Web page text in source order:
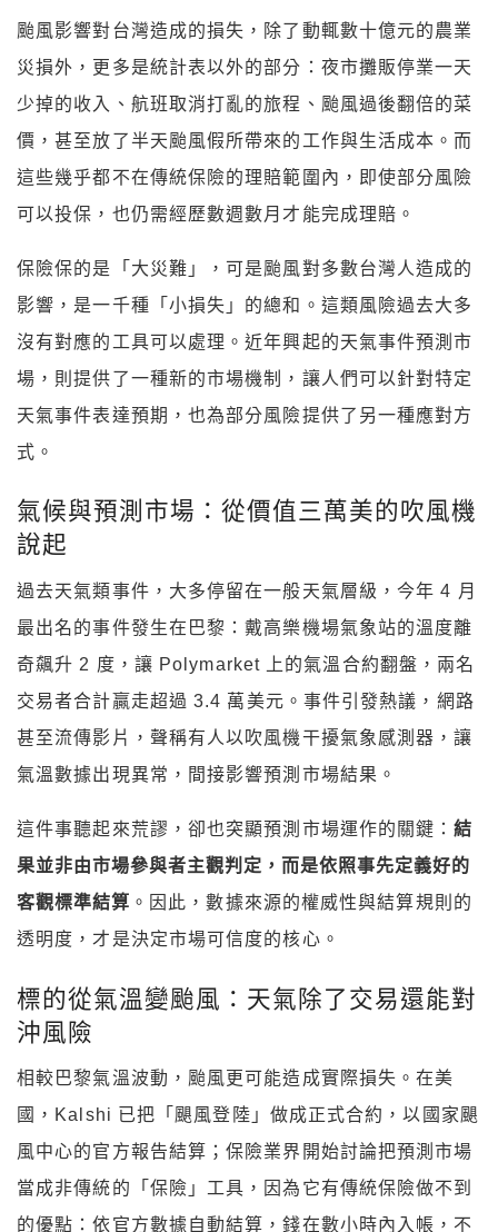
颱風影響對台灣造成的損失，除了動輒數十億元的農業
災損外，更多是統計表以外的部分：夜市攤販停業一天
少掉的收入、航班取消打亂的旅程、颱風過後翻倍的菜
價，甚至放了半天颱風假所帶來的工作與生活成本。而
這些幾乎都不在傳統保險的理賠範圍內，即使部分風險
可以投保，也仍需經歷數週數月才能完成理賠。
保險保的是「大災難」，可是颱風對多數台灣人造成的
影響，是一千種「小損失」的總和。這類風險過去大多
沒有對應的工具可以處理。近年興起的天氣事件預測市
場，則提供了一種新的市場機制，讓人們可以針對特定
天氣事件表達預期，也為部分風險提供了另一種應對方
式。
氣候與預測市場：從價值三萬美的吹風機
說起
過去天氣類事件，大多停留在一般天氣層級，今年 4 月
最出名的事件發生在巴黎：戴高樂機場氣象站的溫度離
奇飆升 2 度，讓 Polymarket 上的氣溫合約翻盤，兩名
交易者合計贏走超過 3.4 萬美元。事件引發熱議，網路
甚至流傳影片，聲稱有人以吹風機干擾氣象感測器，讓
氣溫數據出現異常，間接影響預測市場結果。
這件事聽起來荒謬，卻也突顯預測市場運作的關鍵：結
果並非由市場參與者主觀判定，而是依照事先定義好的
客觀標準結算 。因此，數據來源的權威性與結算規則的
透明度，才是決定市場可信度的核心。
標的從氣溫變颱風：天氣除了交易還能對
沖風險
相較巴黎氣溫波動，颱風更可能造成實際損失。在美
國，Kalshi 已把「颶風登陸」做成正式合約，以國家颶
風中心的官方報告結算；保險業界開始討論把預測市場
當成非傳統的「保險」工具，因為它有傳統保險做不到
的優點：依官方數據自動結算，錢在數小時內入帳，不